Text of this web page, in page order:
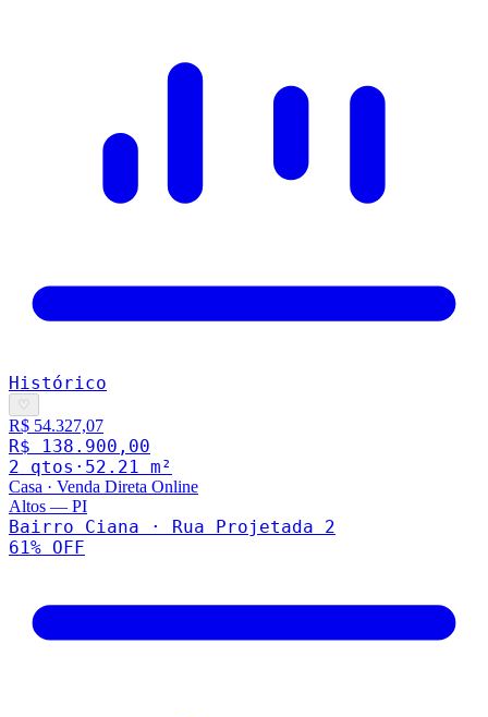
Histórico
♡
R$ 54.327,07
R$ 138.900,00
2 qtos · 52.21 m²
Casa · Venda Direta Online
Altos — PI
Bairro Ciana · Rua Projetada 2
61% OFF